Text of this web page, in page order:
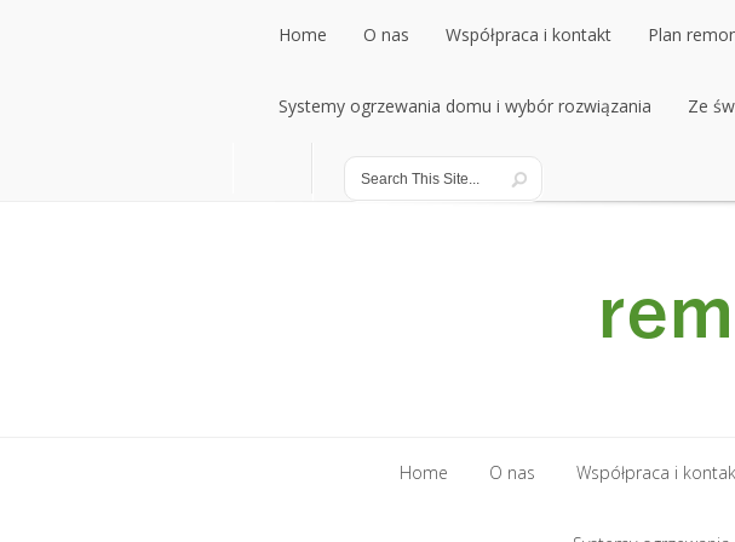
Home
Home
O nas
O nas
Współpraca i kontakt
Współpraca i kontakt
Plan
Plan
Systemy ogrzewania domu i wybór rozwiązania
Systemy ogrzewania domu i wybór rozwiązania
Ze
Home O nas Współpraca i